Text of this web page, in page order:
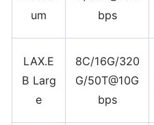
um
bps
LAX.E
B Larg
e
8C/16G/320
G/50T@10G
bps